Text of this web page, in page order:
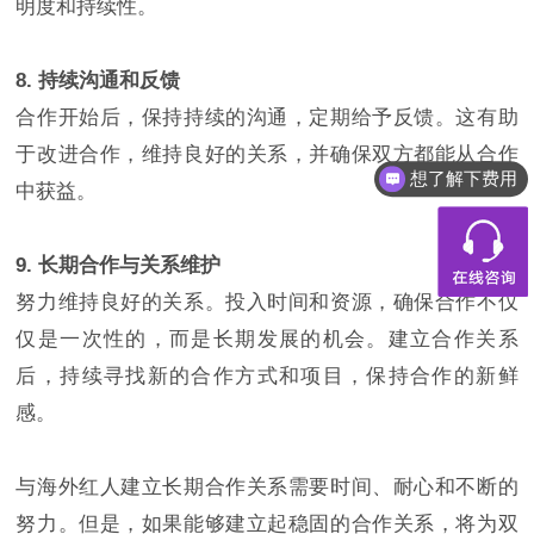
明度和持续性。
8. 持续沟通和反馈
合作开始后，保持持续的沟通，定期给予反馈。这有助
于改进合作，维持良好的关系，并确保双方都能从合作
中获益。
9. 长期合作与关系维护
努力维持良好的关系。投入时间和资源，确保合作不仅
仅是一次性的，而是长期发展的机会。建立合作关系
后，持续寻找新的合作方式和项目，保持合作的新鲜
感。
与海外红人建立长期合作关系需要时间、耐心和不断的
努力。但是，如果能够建立起稳固的合作关系，将为双
想了解下费用